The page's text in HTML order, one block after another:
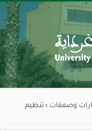
وصفقات › تنظيم